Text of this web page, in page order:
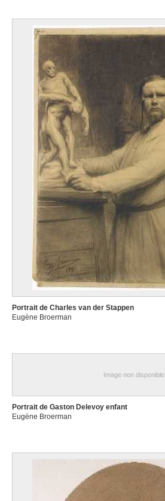
Portrait de Charles van der Stappen
Eugène Broerman
Image non disponible
Portrait de Gaston Delevoy enfant
Eugène Broerman